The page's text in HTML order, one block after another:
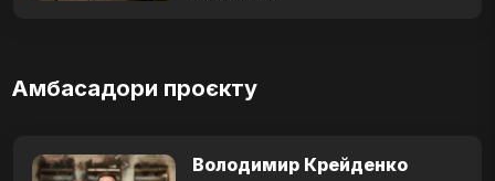
Амбасадори проєкту
Володимир Крейденко